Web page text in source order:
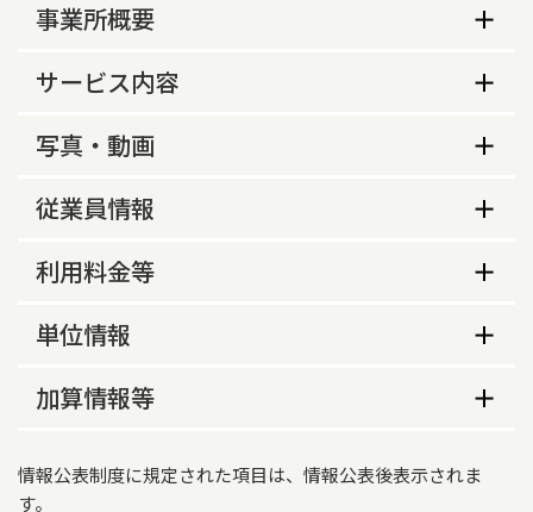
事業所概要
事業所概要
あり
最新トピックス
岩盤浴をリハビリに取り入れ、お飲み物提供時に
営業時間（平日）
8時30分～17時30分
サービス内容
サービス内容
20人
送迎時における居宅内介助等の実施
ケアプランデータ連携システム（国保中央会）の
サービス内容
写真・動画
事業所の特色等
機能訓練　個別訓練　水素水の提供、マッサー
トレッドミル（ルームランナー）
従業員情報
従業員数
看護職員 0 1
利用料金等
利用料金等
提供していない
単位情報
単位情報
月、火、水、木、金、祝
加算情報等
情報公表制度に規定された項目は、情報公表後表示されま
す。